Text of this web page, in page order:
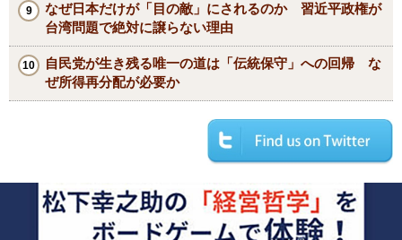
なぜ日本だけが「目の敵」にされるのか 習近平政権が
台湾問題で絶対に譲らない理由
自民党が生き残る唯一の道は「伝統保守」への回帰 な
ぜ所得再分配が必要か